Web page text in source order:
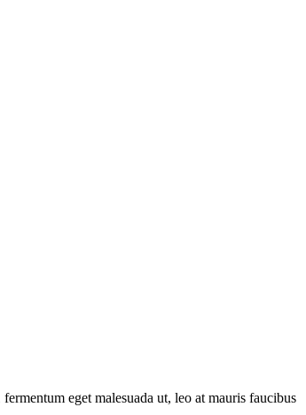
eget malesuada ut, leo at mauris faucibus